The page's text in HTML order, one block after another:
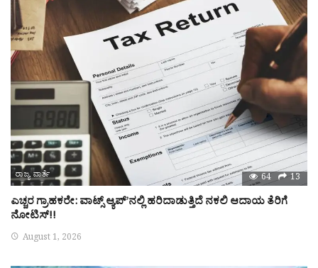
ರಾಜ್ಯ ವಾರ್ತೆ 64 13
ಎಚ್ಚರ ಗ್ರಾಹಕರೇ: ವಾಟ್ಸ್ ಆ್ಯಪ್’ನಲ್ಲಿ ಹರಿದಾಡುತ್ತಿದೆ ನಕಲಿ ಆದಾಯ ತೆರಿಗೆ
ನೋಟಿಸ್!!
August 1, 2026